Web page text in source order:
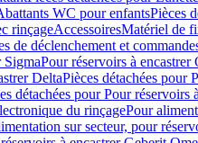
WC pour enfantsPièces
rinçageAccessoiresMatériel de
de déclenchement et
SigmaPour réservoirs à encastrer
DeltaPièces détachées pour
détachées pour Pour réservoirs
du rinçagePour
sur secteur, pour